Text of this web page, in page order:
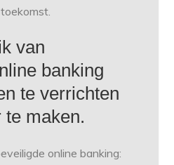
van
banking
te verrichten
te maken.
online banking: